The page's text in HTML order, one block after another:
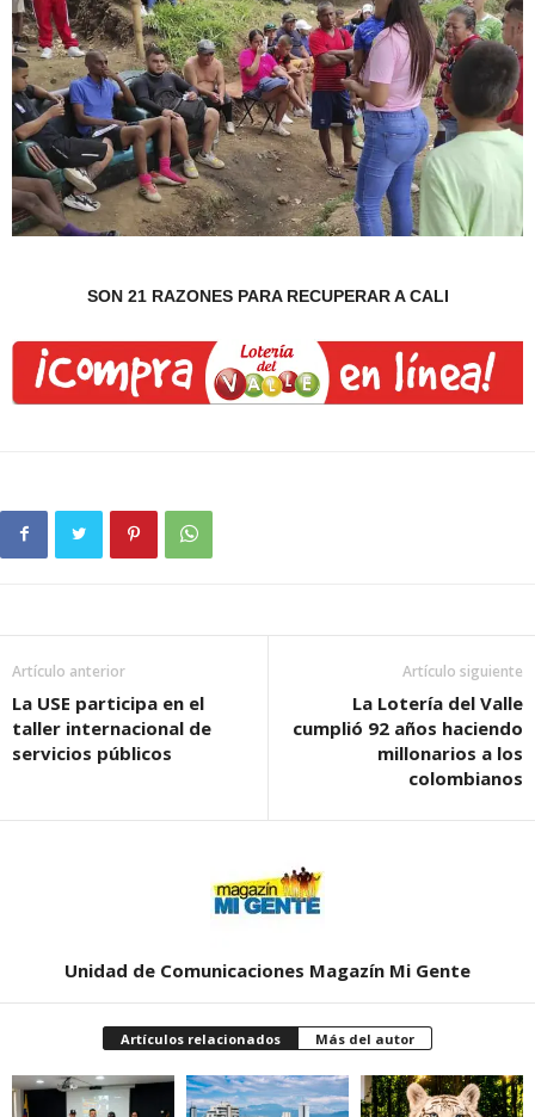
SON 21 RAZONES PARA RECUPERAR A CALI
Artículo anterior
La USE participa en el
taller internacional de
servicios públicos
Artículo siguiente
La Lotería del Valle
cumplió 92 años haciendo
millonarios a los
colombianos
Unidad de Comunicaciones Magazín Mi Gente
Artículos relacionados Más del autor